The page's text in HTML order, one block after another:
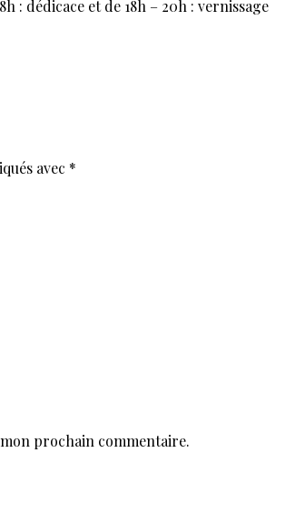
: dédicace et de 18h – 20h : vernissage
avec *
prochain commentaire.